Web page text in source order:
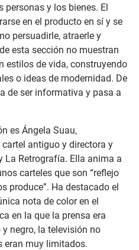
personas y los bienes. El
en el producto en sí y se
persuadirle, atraerle y
esta sección no muestran
estilos de vida, construyendo
o ideas de modernidad. De
de ser informativa y pasa a
es Ángela Suau,
antiguo y directora y
La Retrografía. Ella anima a
carteles que son “reflejo
produce”. Ha destacado el
nota de color en el
en la que la prensa era
negro, la televisión no
eran muy limitados.